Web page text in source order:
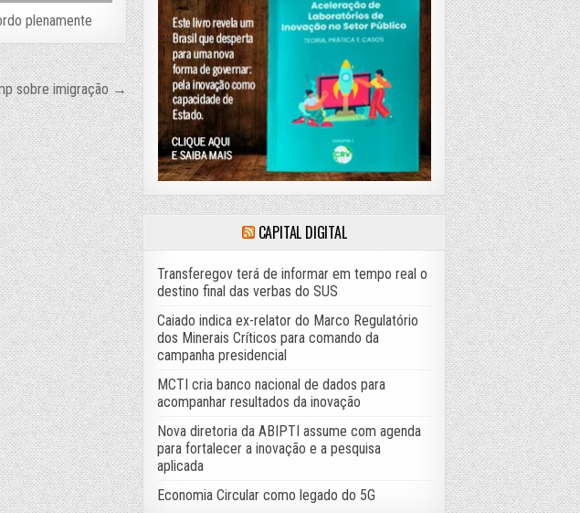
plenamente
sobre imigração →
CAPITAL DIGITAL
Transferegov terá de informar em tempo real o
destino final das verbas do SUS
Caiado indica ex-relator do Marco Regulatório
dos Minerais Críticos para comando da
campanha presidencial
MCTI cria banco nacional de dados para
acompanhar resultados da inovação
Nova diretoria da ABIPTI assume com agenda
para fortalecer a inovação e a pesquisa
aplicada
Economia Circular como legado do 5G